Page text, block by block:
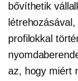
bővíthetik
profilokkal
az, hogy miért